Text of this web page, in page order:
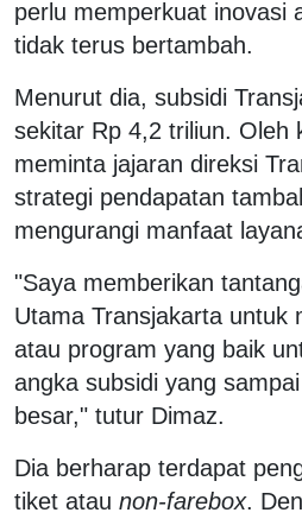
perlu memperkuat inovasi
tidak terus bertambah.
Menurut dia, subsidi
sekitar Rp 4,2 triliun. Oleh
meminta jajaran direksi
strategi pendapatan
mengurangi manfaat
"Saya memberikan
Utama Transjakarta untuk
atau program yang baik
angka subsidi yang
besar," tutur Dimaz.
Dia berharap terdapat
tiket atau non-farebox.